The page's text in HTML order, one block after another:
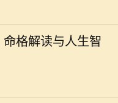
命格解读与人生智
学中，飞凤之命是一
的命格。它象征着高
动，常被视为一种幸运
命格中蕴含的飞凤，
蓬勃发展，越来越多